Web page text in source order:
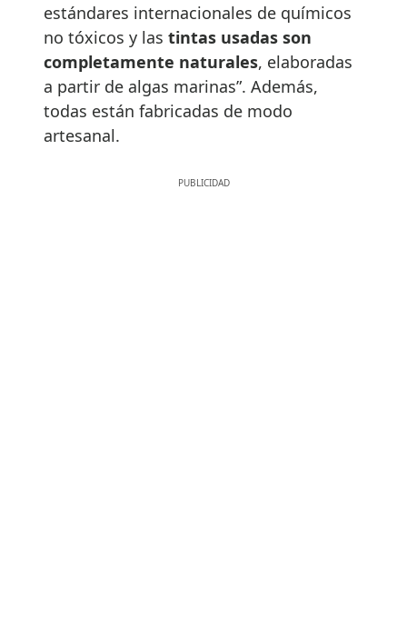
estándares internacionales de químicos
no tóxicos y las tintas usadas son
completamente naturales, elaboradas
a partir de algas marinas”. Además,
todas están fabricadas de modo
artesanal.